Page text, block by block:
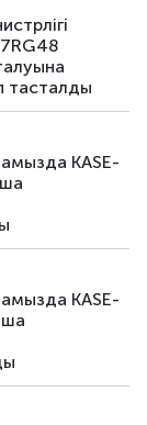
аралас
аралас
аралас
аралас
тасталды
KASE-
KASE-